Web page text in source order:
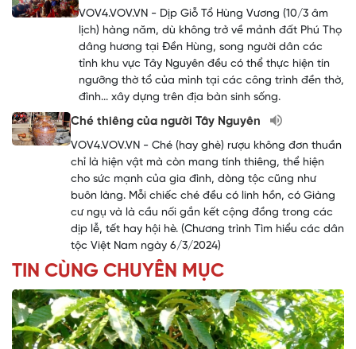
VOV4.VOV.VN - Dịp Giỗ Tổ Hùng Vương (10/3 âm
lịch) hàng năm, dù không trở về mảnh đất Phú Thọ
dâng hương tại Đền Hùng, song người dân các
tỉnh khu vực Tây Nguyên đều có thể thực hiện tín
ngưỡng thờ tổ của mình tại các công trình đền thờ,
đình... xây dựng trên địa bàn sinh sống.
Ché thiêng của người Tây Nguyên
VOV4.VOV.VN - Ché (hay ghè) rượu không đơn thuần
chỉ là hiện vật mà còn mang tính thiêng, thể hiện
cho sức mạnh của gia đình, dòng tộc cũng như
buôn làng. Mỗi chiếc ché đều có linh hồn, có Giàng
cư ngụ và là cầu nối gắn kết cộng đồng trong các
dịp lễ, tết hay hội hè. (Chương trình Tìm hiểu các dân
tộc Việt Nam ngày 6/3/2024)
TIN CÙNG CHUYÊN MỤC